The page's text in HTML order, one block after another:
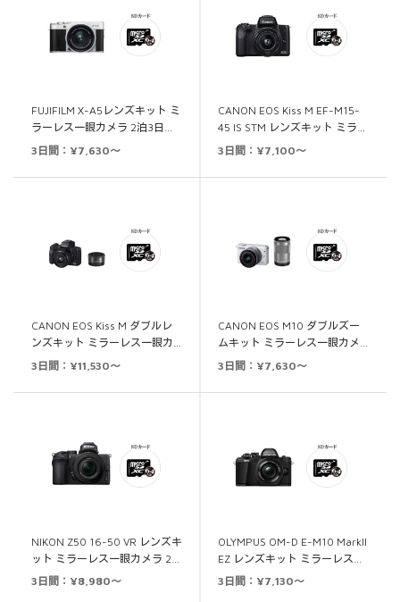
FUJIFILM X-A5レンズキット ミ
ラーレス一眼カメラ 2泊3日…
3日間：¥7,630～
CANON EOS Kiss M EF-M15-
45 IS STM レンズキット ミラ…
3日間：¥7,100～
CANON EOS Kiss M ダブルレ
ンズキット ミラーレス一眼カ…
3日間：¥11,530～
CANON EOS M10 ダブルズー
ムキット ミラーレス一眼カメ…
3日間：¥7,630～
NIKON Z50 16-50 VR レンズキ
ット ミラーレス一眼カメラ 2…
3日間：¥8,980～
OLYMPUS OM-D E-M10 MarkII
EZ レンズキット ミラーレス…
3日間：¥7,130～